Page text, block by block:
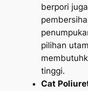
berpori
pilihan
tinggi.
Cat